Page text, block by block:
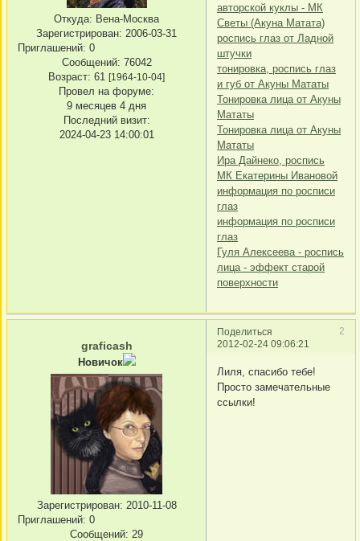
Откуда: Вена-Москва
Зарегистрирован: 2006-03-31
Приглашений: 0
Сообщений: 76042
Возраст: 61 [1964-10-04]
Провел на форуме:
9 месяцев 4 дня
Последний визит:
2024-04-23 14:00:01
авторской куклы - МК
Светы (Акуна Матата)
роспись глаз от Ладной
штучки
тонировка, роспись глаз
и губ от Акуны Мататы
Тонировка лица от Акуны
Мататы
Тонировка лица от Акуны
Мататы
Ира Дайнеко, роспись
МК Екатерины Ивановой
информация по росписи
глаз
информация по росписи
глаз
Гуля Алексеева - роспись
лица - эффект старой
поверхности
Поделиться
2
2012-02-24 09:06:21
graficash
Новичок
Зарегистрирован: 2010-11-08
Приглашений: 0
Сообщений: 29
Лиля, спасибо тебе!
Просто замечательные
ссылки!